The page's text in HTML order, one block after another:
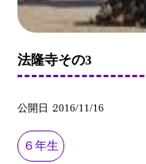
法隆寺その3
公開日 2016/11/16
６年生